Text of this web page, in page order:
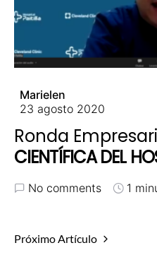
Marielen
23 agosto 2020
Ronda
CIENTÍFICA DEL
No comments 1
Próximo Artículo